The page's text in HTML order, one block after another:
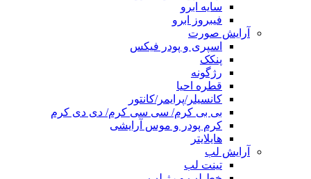
سایه ابرو
فیبروز ابرو
آرایش صورت
اسپری و پودر فیکس
پنکک
رژگونه
قطره احیا
کانسیلر/پرایمر/کانتور
بی بی کرم/ سی سی کرم/ دی دی کرم
کرم پودر و موس آرایشی
هایلایتر
آرایش لب
تینت لب